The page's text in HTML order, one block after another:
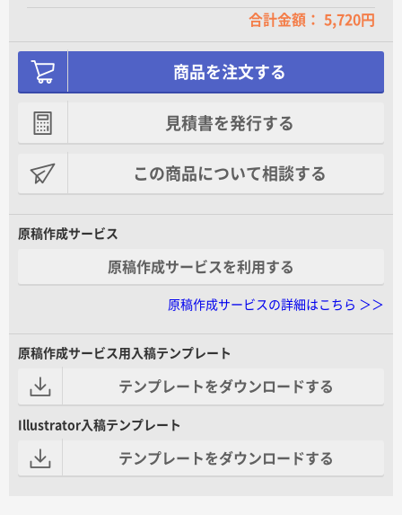
合計金額： 5,720円
商品を注文する
見積書を発行する
この商品について相談する
原稿作成サービス
原稿作成サービスを利用する
原稿作成サービスの詳細はこちら ＞＞
原稿作成サービス用入稿テンプレート
テンプレートをダウンロードする
Illustrator入稿テンプレート
テンプレートをダウンロードする